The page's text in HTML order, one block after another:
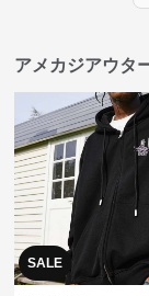
アメカジアウタ
SALE